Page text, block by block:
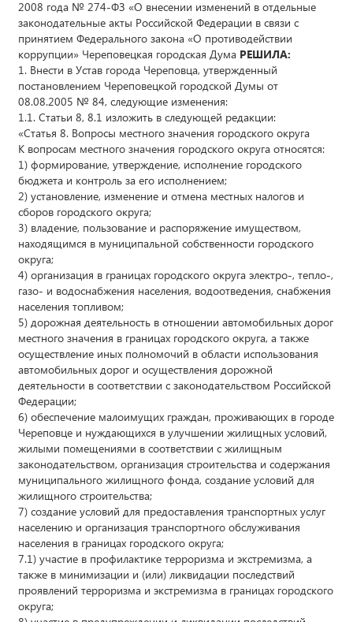
2008 года № 274-ФЗ «О внесении изменений в отдельные
законодательные акты Российской Федерации в связи с
принятием Федерального закона «О противодействии
коррупции» Череповецкая городская Дума РЕШИЛА:
1. Внести в Устав города Череповца, утвержденный
постановлением Череповецкой городской Думы от
08.08.2005 № 84, следующие изменения:
1.1. Статьи 8, 8.1 изложить в следующей редакции:
«Статья 8. Вопросы местного значения городского округа
К вопросам местного значения городского округа относятся:
1) формирование, утверждение, исполнение городского
бюджета и контроль за его исполнением;
2) установление, изменение и отмена местных налогов и
сборов городского округа;
3) владение, пользование и распоряжение имуществом,
находящимся в муниципальной собственности городского
округа;
4) организация в границах городского округа электро-, тепло-,
газо- и водоснабжения населения, водоотведения, снабжения
населения топливом;
5) дорожная деятельность в отношении автомобильных дорог
местного значения в границах городского округа, а также
осуществление иных полномочий в области использования
автомобильных дорог и осуществления дорожной
деятельности в соответствии с законодательством Российской
Федерации;
6) обеспечение малоимущих граждан, проживающих в городе
Череповце и нуждающихся в улучшении жилищных условий,
жилыми помещениями в соответствии с жилищным
законодательством, организация строительства и содержания
муниципального жилищного фонда, создание условий для
жилищного строительства;
7) создание условий для предоставления транспортных услуг
населению и организация транспортного обслуживания
населения в границах городского округа;
7.1) участие в профилактике терроризма и экстремизма, а
также в минимизации и (или) ликвидации последствий
проявлений терроризма и экстремизма в границах городского
округа;